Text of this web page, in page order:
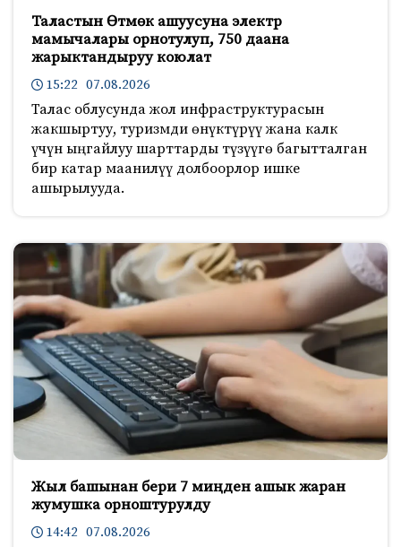
Таластын Өтмөк ашуусуна электр
мамычалары орнотулуп, 750 даана
жарыктандыруу коюлат
15:22 07.08.2026
Талас облусунда жол инфраструктурасын
жакшыртуу, туризмди өнүктүрүү жана калк
үчүн ыңгайлуу шарттарды түзүүгө багытталган
бир катар маанилүү долбоорлор ишке
ашырылууда.
Жыл башынан бери 7 миңден ашык жаран
жумушка орноштурулду
14:42 07.08.2026